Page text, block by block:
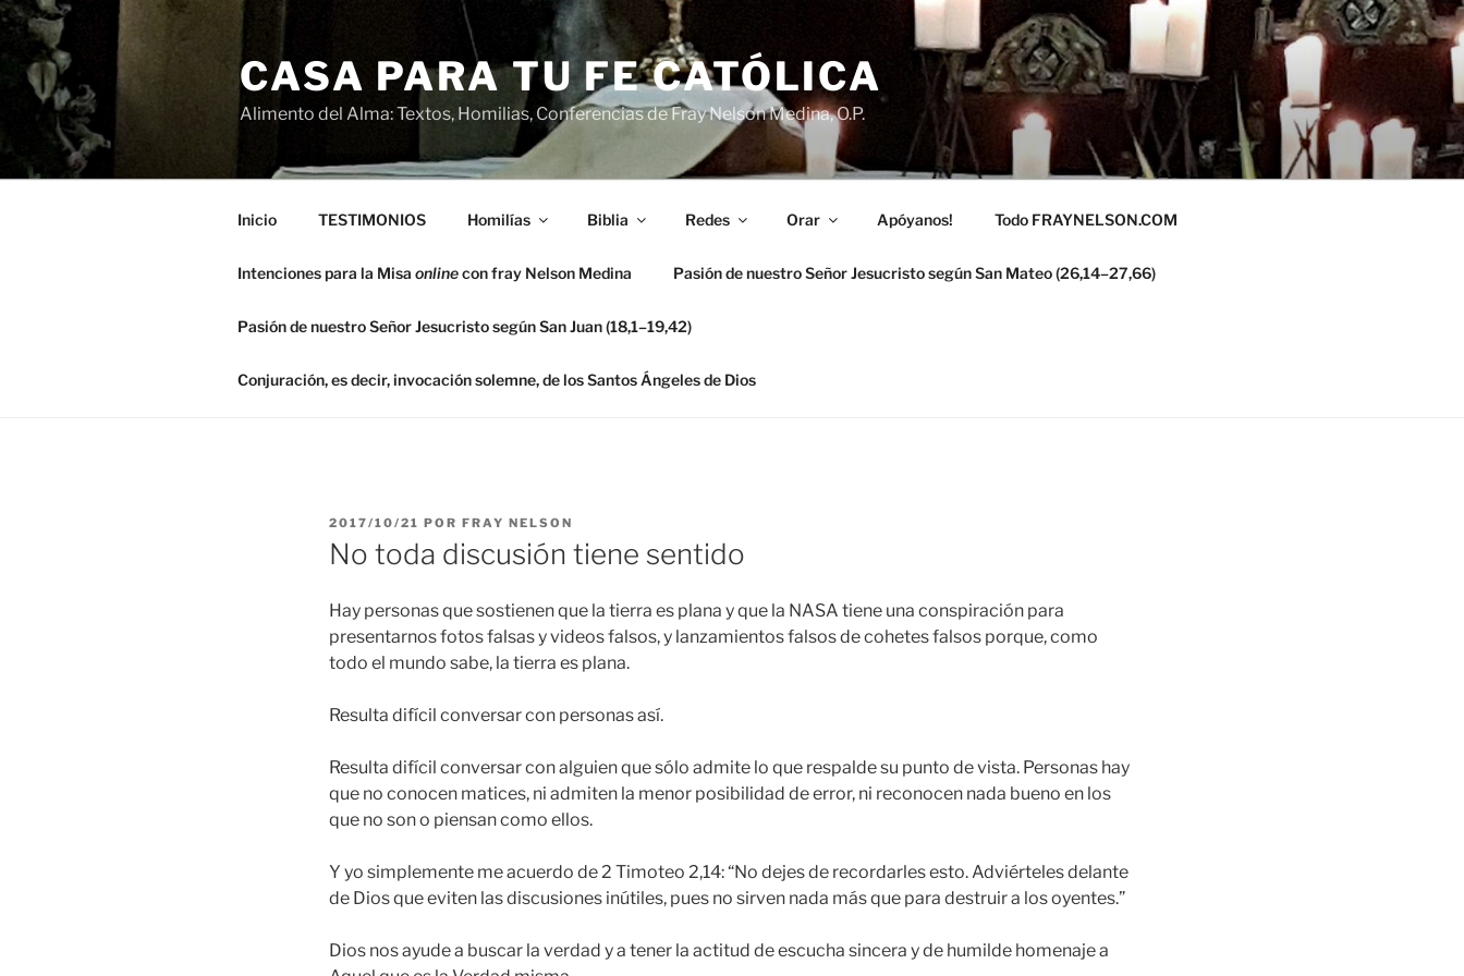
Saltar
contenido
CASA PARA TU FE CATÓLICA
Alimento del Alma: Textos, Homilias, Conferencias de Fray Nelson Medina, O.P.
Inicio TESTIMONIOS Homilías Biblia Redes Orar Apóyanos! Todo FRAYNELSON.COM
Intenciones para la Misa onlinecon fray Nelson Medina Pasión de nuestro Señor Jesucristo según San Mateo (26,14–27,66)
Pasión de nuestro Señor Jesucristo según San Juan (18,1–19,42)
Conjuración, es decir, invocación solemne, de los Santos Ángeles de Dios
PUBLICADO
EL
2017/10/21 POR FRAY NELSON
No toda discusión tiene sentido
Hay personas que sostienen que la tierra es plana y que la NASA tiene una conspiración para
presentarnos fotos falsas y videos falsos, y lanzamientos falsos de cohetes falsos porque, como
todo el mundo sabe, la tierra es plana.
Resulta difícil conversar con personas así.
Resulta difícil conversar con alguien que sólo admite lo que respalde su punto de vista. Personas hay
que no conocen matices, ni admiten la menor posibilidad de error, ni reconocen nada bueno en los
que no son o piensan como ellos.
Y yo simplemente me acuerdo de 2 Timoteo 2,14: “No dejes de recordarles esto. Adviérteles delante
de Dios que eviten las discusiones inútiles, pues no sirven nada más que para destruir a los oyentes.”
Dios nos ayude a buscar la verdad y a tener la actitud de escucha sincera y de humilde homenaje a